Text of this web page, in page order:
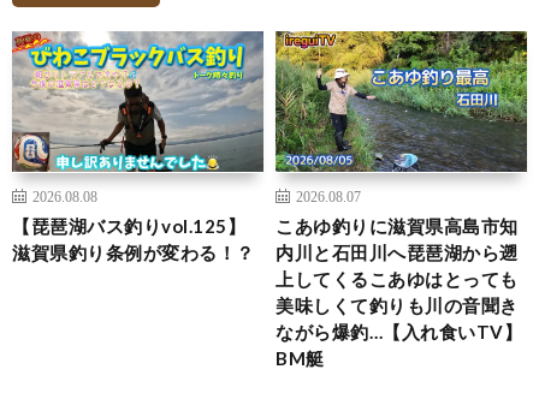
2026.08.08
【琵琶湖バス釣りvol.125】
滋賀県釣り条例が変わる！？
2026.08.07
こあゆ釣りに滋賀県高島市知
内川と石田川へ琵琶湖から遡
上してくるこあゆはとっても
美味しくて釣りも川の音聞き
ながら爆釣…【入れ食いTV】
BM艇